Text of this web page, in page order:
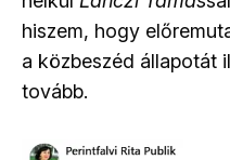
hiszem, hogy
a közbeszéd állapotát
tovább.